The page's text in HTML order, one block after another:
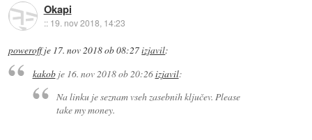
Okapi
:: 19. nov 2018, 14:23
poweroffje 17. nov 2018 ob 08:27izjavil:
kakobje 16. nov 2018 ob 20:26izjavil:
Na linku je seznam vseh zasebnih ključev. Please
take my money.